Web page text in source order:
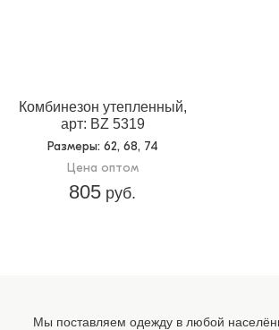
Комбинезон утепленный,
арт: BZ 5319
Размеры: 62, 68, 74
Цена оптом
805 руб.
Мы поставляем одежду в любой